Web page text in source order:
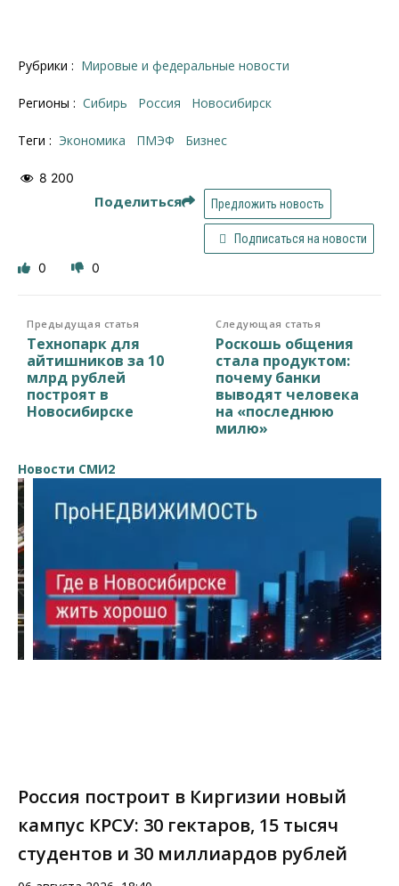
Рубрики : Мировые и федеральные новости
Регионы : Сибирь Россия Новосибирск
Теги : Экономика ПМЭФ бизнес
8 200
Поделиться Предложить новость
Подписаться на новости
0 0
Предыдущая статья
Технопарк для
айтишников за 10
млрд рублей
построят в
Новосибирске
Следующая статья
Роскошь общения
стала продуктом:
почему банки
выводят человека
на «последнюю
милю»
Новости СМИ2
Россия построит в Киргизии новый
кампус КРСУ: 30 гектаров, 15 тысяч
студентов и 30 миллиардов рублей